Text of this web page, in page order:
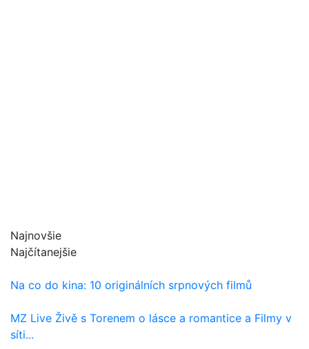
Najnovšie
Najčítanejšie
Na co do kina: 10 originálních srpnových filmů
MZ Live Živě s Torenem o lásce a romantice a Filmy v
síti...